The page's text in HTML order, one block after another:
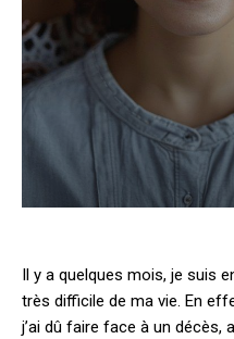
Il y a quelques mois, je suis
très difficile de ma vie. En
j’ai dû faire face à un décès,